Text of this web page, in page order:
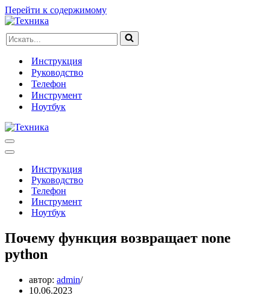
Перейти к содержимому
Искать...
Инструкция
Руководство
Телефон
Инструмент
Ноутбук
Меню
навигации
Меню
навигацииИнструкция
Руководство
Телефон
Инструмент
Ноутбук
Почему функция возвращает none
python
автор: admin
10.06.2023